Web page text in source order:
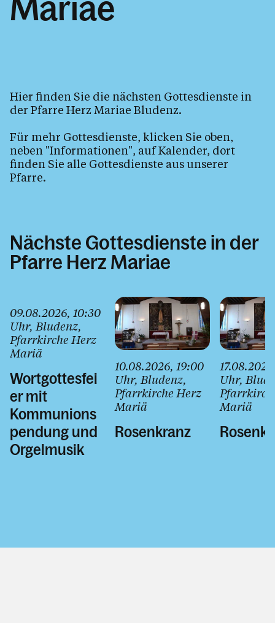
Bewerbung Freunde & Partner
Tod, Beerdigung & Trauer
Was tun bei
Pfarrliche Schwerpunkte
Ich bin neu hier
Unsere Kirchen & Kapellen
Pfarren im Seelsorgeraum
Personen
Kontakt
Mariae
Hier finden Sie die nächsten Gottesdienste in
der Pfarre Herz Mariae Bludenz.
Für mehr Gottesdienste, klicken Sie oben,
neben "Informationen", auf Kalender, dort
finden Sie alle Gottesdienste aus unserer
Pfarre.
Nächste Gottesdienste in der
Pfarre Herz Mariae
09.08.2026, 10:30
Uhr, Bludenz,
Pfarrkirche Herz
Mariä
Wortgottesfei
er mit
Kommunions
pendung und
Orgelmusik
10.08.2026, 19:00
Uhr, Bludenz,
Pfarrkirche Herz
Mariä
Rosenkranz
17.08.2026
Uhr,
Mariä